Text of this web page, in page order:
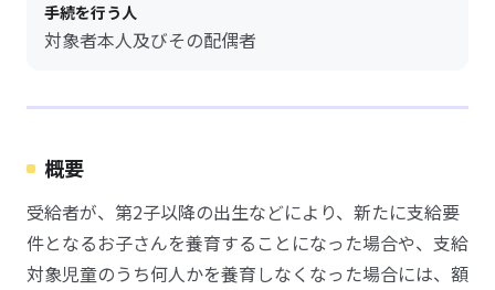
手続を行う人
対象者本人及びその配偶者
概要
受給者が、第2子以降の出生などにより、新たに支給要
件となるお子さんを養育することになった場合や、支給
対象児童のうち何人かを養育しなくなった場合には、額